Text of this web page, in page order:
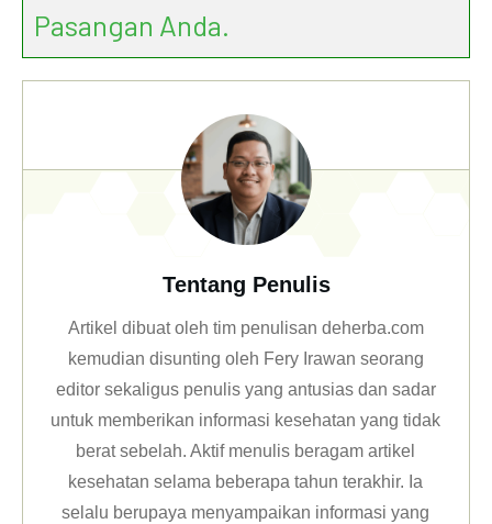
Pasangan Anda.
Tentang Penulis
Artikel dibuat oleh tim penulisan deherba.com
kemudian disunting oleh Fery Irawan seorang
editor sekaligus penulis yang antusias dan sadar
untuk memberikan informasi kesehatan yang tidak
berat sebelah. Aktif menulis beragam artikel
kesehatan selama beberapa tahun terakhir. Ia
selalu berupaya menyampaikan informasi yang